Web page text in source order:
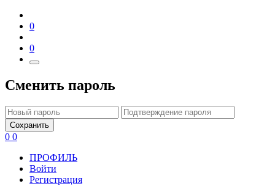
0
0
Сменить пароль
Сохранить
0 0
ПРОФИЛЬ
Войти
Регистрация